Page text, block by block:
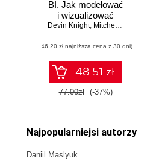
BI. Jak modelować
i wizualizować
dane oraz
cyfrowe. Wydanie
II
Devin Knight, Mitchell Pearson
(46,20 zł najniższa cena z 30 dni)
48.51 zł
77.00zł (-37%)
Najpopularniejsi autorzy
Daniil Maslyuk